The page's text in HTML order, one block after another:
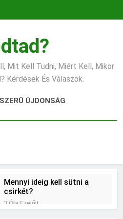
Mit Kell Tudni, Miért Kell, Mikor
Kérdések És Válaszok.
ÚJDONSÁG
Mennyi ideig kell sütni a
csirkét?
3 Óra Ezelőtt